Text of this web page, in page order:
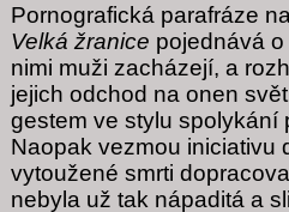
Pornografická parafráze
Velká žranice pojednává
nimi muži zacházejí, a
jejich odchod na onen
gestem ve stylu spolykání
Naopak vezmou iniciativu
vytoužené smrti
nebyla už tak nápaditá a